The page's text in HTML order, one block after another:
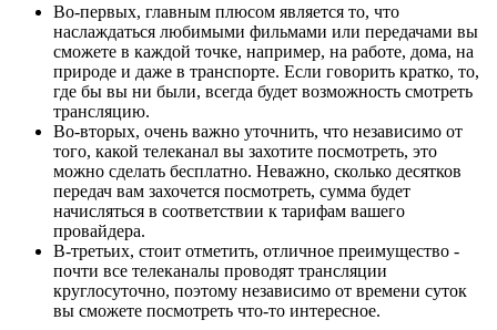
Во-первых, главным плюсом является то, что
наслаждаться любимыми фильмами или передачами вы
сможете в каждой точке, например, на работе, дома, на
природе и даже в транспорте. Если говорить кратко, то,
где бы вы ни были, всегда будет возможность смотреть
трансляцию.
Во-вторых, очень важно уточнить, что независимо от
того, какой телеканал вы захотите посмотреть, это
можно сделать бесплатно. Неважно, сколько десятков
передач вам захочется посмотреть, сумма будет
начисляться в соответствии к тарифам вашего
провайдера.
В-третьих, стоит отметить, отличное преимущество -
почти все телеканалы проводят трансляции
круглосуточно, поэтому независимо от времени суток
вы сможете посмотреть что-то интересное.